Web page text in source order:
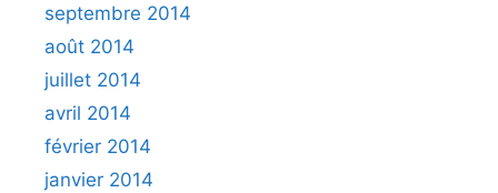
septembre 2014
août 2014
juillet 2014
avril 2014
février 2014
janvier 2014